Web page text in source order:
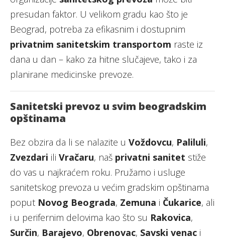
presudan faktor. U velikom gradu kao što je
Beograd, potreba za efikasnim i dostupnim
privatnim sanitetskim transportom raste iz
dana u dan – kako za hitne slučajeve, tako i za
planirane medicinske prevoze.
Sanitetski prevoz u svim beogradskim
opštinama
Bez obzira da li se nalazite u Voždovcu, Paliluli,
Zvezdari ili Vračaru, naš privatni sanitet stiže
do vas u najkraćem roku. Pružamo i usluge
sanitetskog prevoza u većim gradskim opštinama
poput Novog Beograda, Zemuna i Čukarice, ali
i u perifernim delovima kao što su Rakovica,
Surčin, Barajevo, Obrenovac, Savski venac i